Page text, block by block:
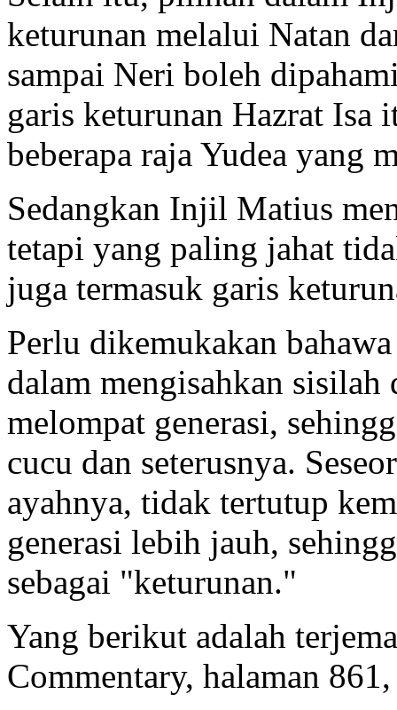
keturunan melalui Natan
sampai Neri boleh
garis keturunan Hazrat Isa
beberapa raja Yudea yang
Sedangkan Injil Matius
tetapi yang paling jahat
juga termasuk garis
Perlu dikemukakan
dalam mengisahkan
melompat generasi,
cucu dan seterusnya.
ayahnya, tidak tertutup
generasi lebih jauh,
sebagai "keturunan."
Yang berikut adalah
Commentary, halaman